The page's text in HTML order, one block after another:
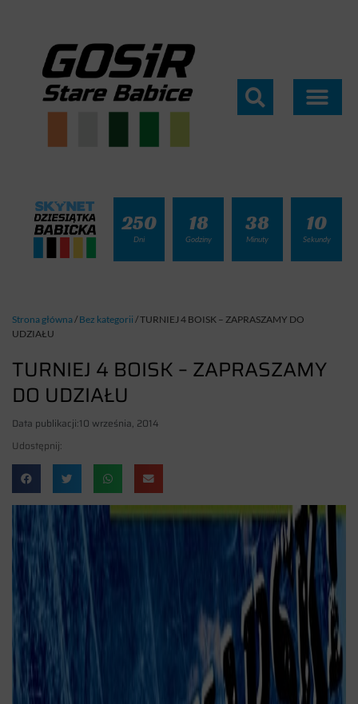
250
Dni
18
Godziny
38
Minuty
09
Sekundy
Strona główna/ Bez kategorii /TURNIEJ 4 BOISK – ZAPRASZAMY DO
UDZIAŁU
TURNIEJ 4 BOISK – ZAPRASZAMY
DO UDZIAŁU
Data publikacji:10 września, 2014
Udostępnij: